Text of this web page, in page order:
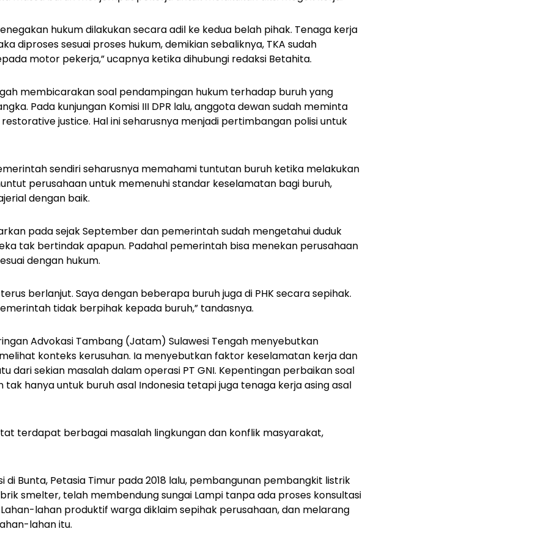
hukum dilakukan secara adil ke kedua belah pihak. Tenaga kerja
diproses sesuai proses hukum, demikian sebaliknya, TKA sudah
motor pekerja,” ucapnya ketika dihubungi redaksi Betahita.
membicarakan soal pendampingan hukum terhadap buruh yang
Pada kunjungan Komisi III DPR lalu, anggota dewan sudah meminta
justice. Hal ini seharusnya menjadi pertimbangan polisi untuk
sendiri seharusnya memahami tuntutan buruh ketika melakukan
perusahaan untuk memenuhi standar keselamatan bagi buruh,
dengan baik.
pada sejak September dan pemerintah sudah mengetahui duduk
tak bertindak apapun. Padahal pemerintah bisa menekan perusahaan
dengan hukum.
berlanjut. Saya dengan beberapa buruh juga di PHK secara sepihak.
tidak berpihak kepada buruh,” tandasnya.
Advokasi Tambang (Jatam) Sulawesi Tengah menyebutkan
konteks kerusuhan. Ia menyebutkan faktor keselamatan kerja dan
dari sekian masalah dalam operasi PT GNI. Kepentingan perbaikan soal
tak hanya untuk buruh asal Indonesia tetapi juga tenaga kerja asing asal
terdapat berbagai masalah lingkungan dan konflik masyarakat,
di Bunta, Petasia Timur pada 2018 lalu, pembangunan pembangkit listrik
smelter, telah membendung sungai Lampi tanpa ada proses konsultasi
lahan produktif warga diklaim sepihak perusahaan, dan melarang
lahan itu.